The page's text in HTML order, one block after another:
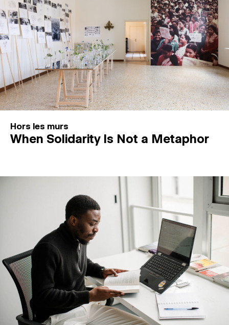
Hors les murs
When Solidarity Is Not a Metaphor